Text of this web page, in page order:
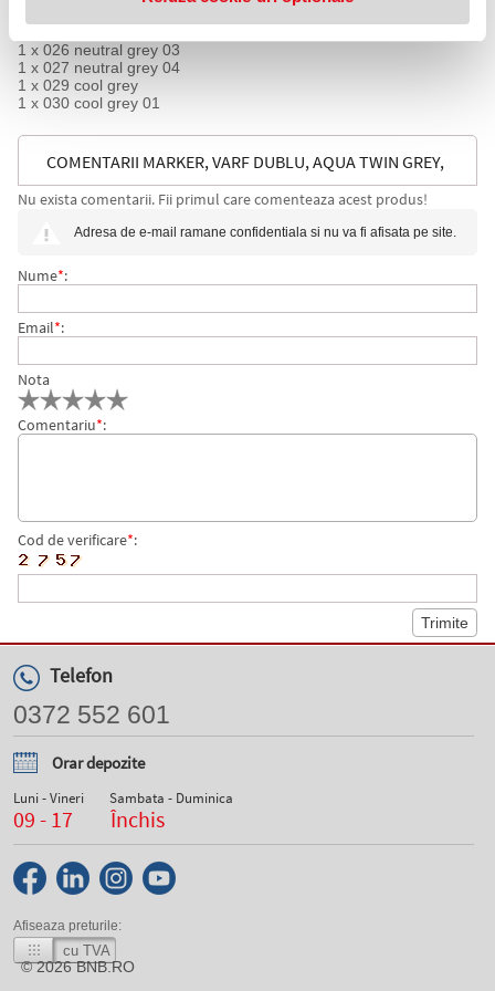
1 x 026 neutral grey 03
1 x 027 neutral grey 04
1 x 029 cool grey
1 x 030 cool grey 01
COMENTARII MARKER, VARF DUBLU, AQUA TWIN GREY,
6 BUC/SET MOLOTOW
Nu exista comentarii. Fii primul care comenteaza acest produs!
Adresa de e-mail ramane confidentiala si nu va fi afisata pe site.
Nume*:
Email*:
Nota
Comentariu*:
Cod de verificare*:
Telefon
0372 552 601
Orar depozite
Luni - Vineri
09 - 17
Sambata - Duminica
Închis
Afiseaza preturile:
cu TVA
© 2026BNB.RO